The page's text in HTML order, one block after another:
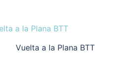
Vuelta a la Plana BTT